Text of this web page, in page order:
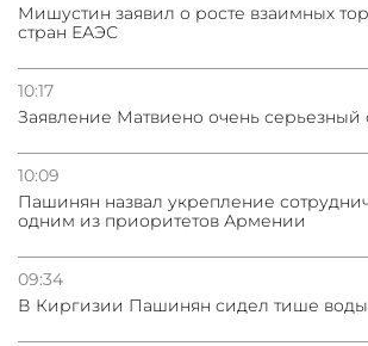
Мишустин заявил о росте взаимных
стран ЕАЭС
10:17
Заявление Матвиено очень серьезный
10:09
Пашинян назвал укрепление
одним из приоритетов Армении
09:34
В Киргизии Пашинян сидел тише